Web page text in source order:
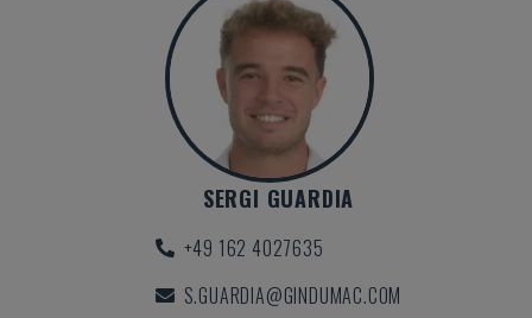
SERGI GUARDIA
+49 162 4027635
S.GUARDIA@GINDUMAC.COM